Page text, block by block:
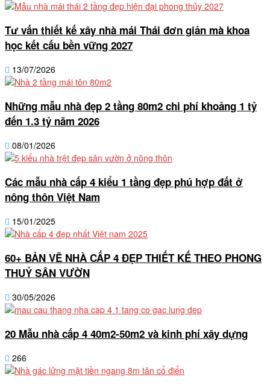
Tư vấn thiết kế xây nhà mái Thái đơn giản mà khoa
học kết cấu bền vững 2027
13/07/2026
Những mẫu nhà đẹp 2 tầng 80m2 chi phí khoảng 1 tỷ
đến 1.3 tỷ năm 2026
08/01/2026
Các mẫu nhà cấp 4 kiểu 1 tầng đẹp phú hợp đất ở
nông thôn Việt Nam
15/01/2025
60+ BẢN VẼ NHÀ CẤP 4 ĐẸP THIẾT KẾ THEO PHONG
THUỶ SÂN VƯỜN
30/05/2026
20 Mẫu nhà cấp 4 40m2-50m2 và kinh phí xây dựng
266